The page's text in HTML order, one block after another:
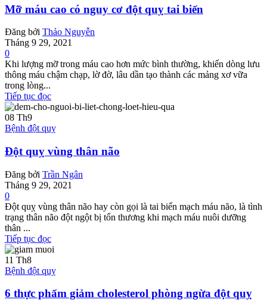
Mỡ máu cao có nguy cơ đột quỵ tai biến
Đăng bởi Thảo Nguyễn
Tháng 9 29, 2021
0
Khi lượng mỡ trong máu cao hơn mức bình thường, khiến dòng lưu
thông máu chậm chạp, lờ đờ, lâu dần tạo thành các mảng xơ vữa
trong lòng...
Tiếp tục đọc
08 Th9
Bệnh đột quỵ
Đột quỵ vùng thân não
Đăng bởi Trần Ngân
Tháng 9 29, 2021
0
Đột quỵ vùng thân não hay còn gọi là tai biến mạch máu não, là tình
trạng thân não đột ngột bị tổn thương khi mạch máu nuôi dưỡng
thân ...
Tiếp tục đọc
11 Th8
Bệnh đột quỵ
6 thực phẩm giảm cholesterol phòng ngừa đột quỵ